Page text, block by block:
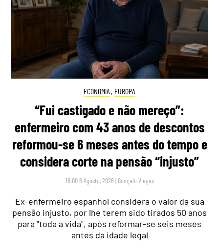
ECONOMIA , EUROPA
“Fui castigado e não mereço”:
enfermeiro com 43 anos de descontos
reformou-se 6 meses antes do tempo e
considera corte na pensão “injusto”
16:00 6 Agosto, 2026 | Gonçalo Viegas
Ex-enfermeiro espanhol considera o valor da sua
pensão injusto, por lhe terem sido tirados 50 anos
para "toda a vida", após reformar-se seis meses
antes da idade legal